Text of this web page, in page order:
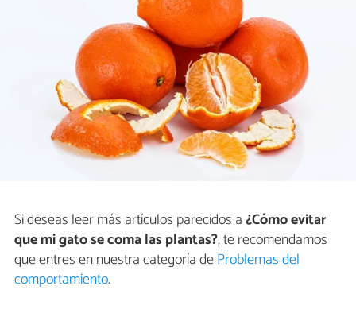
Si deseas leer más artículos parecidos a¿Cómo evitar
que mi gato se coma las plantas?, te recomendamos
que entres en nuestra categoría deProblemas del
comportamiento.